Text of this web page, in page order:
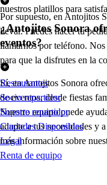
nuestros platillos para
Por supuesto, en Antojitos
llevar. Puedes hacer tu
llamarnos por teléfono. Nos
para que la disfrutes en la
¿Antojitos Sonora
eventos?
Sí, en Antojitos Sonora
de eventos, desde fiestas
Nuestro equipo puede
adapte a tus necesidades y
más información sobre
Restaurantes
Socio repartidor
Soporte repartidor
Ciudades Disponibles
Legal
Renta de equipo